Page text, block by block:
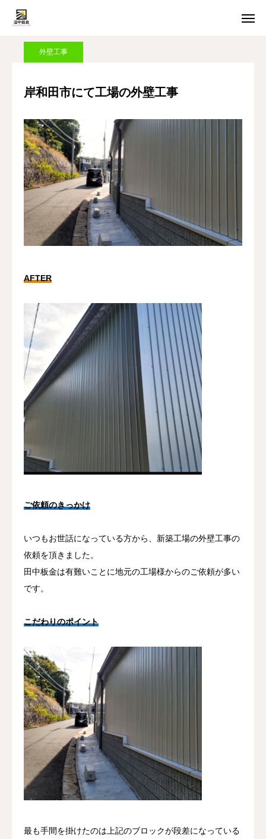
外壁工事
岸和田市にて工場の外壁工事
AFTER
ご依頼のきっかけ
いつもお世話になっている方から、新築工場の外壁工事の
依頼を頂きました。
田中板金は有難いことに地元の工場様からのご依頼が多い
です。
こだわりのポイント
最も手間を掛けたのは上記のブロックが段差になっている
選ばれる理由
施工メニュー
施工実績
会社概要